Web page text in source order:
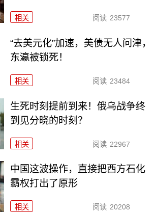
相关 阅读 23577
“去美元化”加速，美债无人问津，
东瀛被锁死！
相关 阅读 23484
生死时刻提前到来！俄乌战争终
到见分晓的时刻？
相关 阅读 22967
中国这波操作，直接把西方石化
霸权打出了原形
相关 阅读 20208